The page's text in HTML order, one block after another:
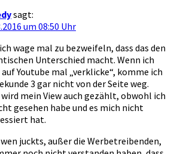
sagt:
um 08:50 Uhr
wage mal zu bezweifeln, dass das den
Unterschied macht. Wenn ich
Youtube mal „verklicke“, komme ich
3 gar nicht von der Seite weg.
mein View auch gezählt, obwohl ich
gesehen habe und es mich nicht
hat.
juckts, außer die Werbetreibenden,